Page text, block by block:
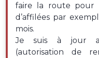
faire la route pour
d’affilées par
mois.
Je suis à jour
(autorisation de